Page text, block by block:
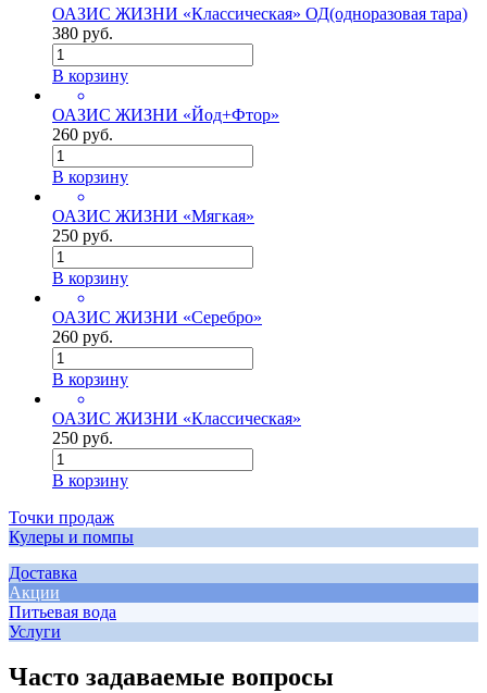
ОАЗИС ЖИЗНИ «Классическая» ОД(одноразовая тара)
380 руб.
В корзину
ОАЗИС ЖИЗНИ «Йод+Фтор»
260 руб.
В корзину
ОАЗИС ЖИЗНИ «Мягкая»
250 руб.
В корзину
ОАЗИС ЖИЗНИ «Серебро»
260 руб.
В корзину
ОАЗИС ЖИЗНИ «Классическая»
250 руб.
В корзину
Точки продаж
Кулеры и помпы
Доставка
Акции
Питьевая вода
Услуги
Часто задаваемые вопросы